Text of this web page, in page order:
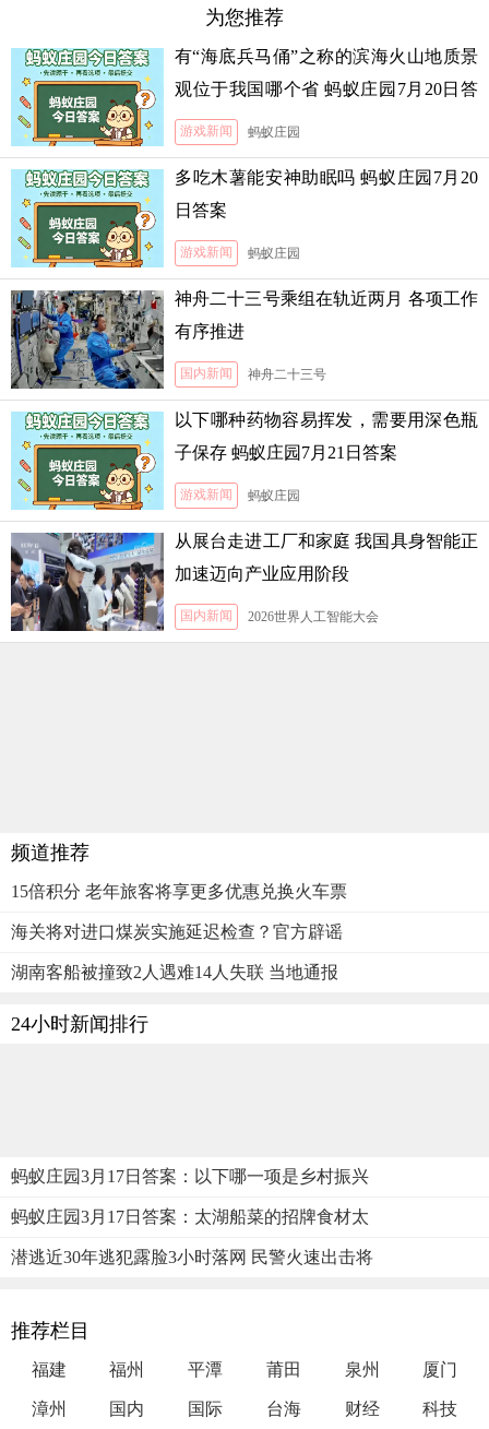
为您推荐
有“海底兵马俑”之称的滨海火山地质景
观位于我国哪个省 蚂蚁庄园7月20日答
案
游戏新闻 蚂蚁庄园
多吃木薯能安神助眠吗 蚂蚁庄园7月20
日答案
游戏新闻 蚂蚁庄园
神舟二十三号乘组在轨近两月 各项工作
有序推进
国内新闻 神舟二十三号
以下哪种药物容易挥发，需要用深色瓶
子保存 蚂蚁庄园7月21日答案
游戏新闻 蚂蚁庄园
从展台走进工厂和家庭 我国具身智能正
加速迈向产业应用阶段
国内新闻 2026世界人工智能大会
频道推荐
15倍积分 老年旅客将享更多优惠兑换火车票
海关将对进口煤炭实施延迟检查？官方辟谣
湖南客船被撞致2人遇难14人失联 当地通报
24小时新闻排行
蚂蚁庄园3月17日答案：以下哪一项是乡村振兴
蚂蚁庄园3月17日答案：太湖船菜的招牌食材太
潜逃近30年逃犯露脸3小时落网 民警火速出击将
推荐栏目
福建 福州 平潭 莆田 泉州 厦门
漳州 国内 国际 台海 财经 科技